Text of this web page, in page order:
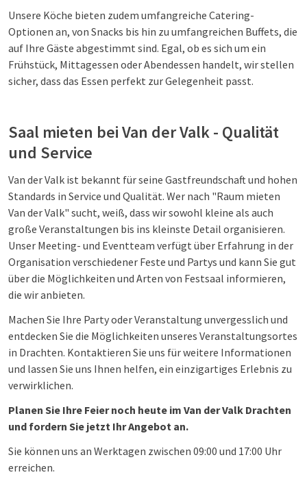
Unsere Köche bieten zudem umfangreiche Catering-
Optionen an, von Snacks bis hin zu umfangreichen Buffets, die
auf Ihre Gäste abgestimmt sind. Egal, ob es sich um ein
Frühstück, Mittagessen oder Abendessen handelt, wir stellen
sicher, dass das Essen perfekt zur Gelegenheit passt.
Saal mieten bei Van der Valk - Qualität
und Service
Van der Valk ist bekannt für seine Gastfreundschaft und hohen
Standards in Service und Qualität. Wer nach "Raum mieten
Van der Valk" sucht, weiß, dass wir sowohl kleine als auch
große Veranstaltungen bis ins kleinste Detail organisieren.
Unser Meeting- und Eventteam verfügt über Erfahrung in der
Organisation verschiedener Feste und Partys und kann Sie gut
über die Möglichkeiten und Arten von Festsaal informieren,
die wir anbieten.
Machen Sie Ihre Party oder Veranstaltung unvergesslich und
entdecken Sie die Möglichkeiten unseres Veranstaltungsortes
in Drachten. Kontaktieren Sie uns für weitere Informationen
und lassen Sie uns Ihnen helfen, ein einzigartiges Erlebnis zu
verwirklichen.
Planen Sie Ihre Feier noch heute im Van der Valk Drachten
und fordern Sie jetzt Ihr Angebot an.
Sie können uns an Werktagen zwischen 09:00 und 17:00 Uhr
erreichen.